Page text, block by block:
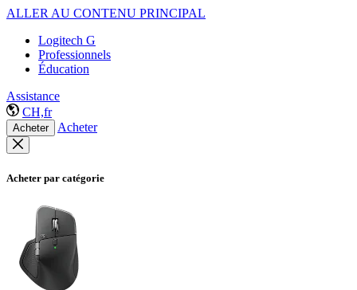
ALLER AU CONTENU PRINCIPAL
Logitech G
Professionnels
Éducation
Assistance
CH,fr
Acheter Acheter
Acheter par catégorie